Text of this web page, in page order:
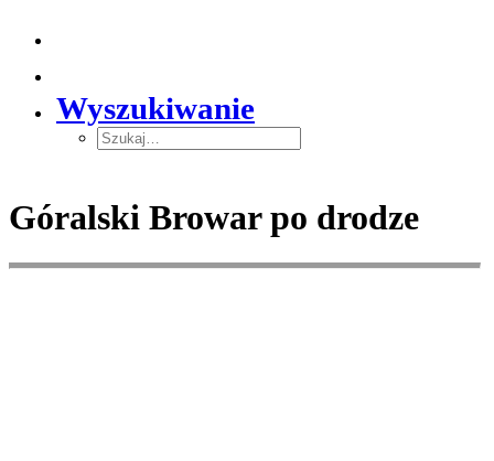
Wyszukiwanie
Góralski Browar po drodze